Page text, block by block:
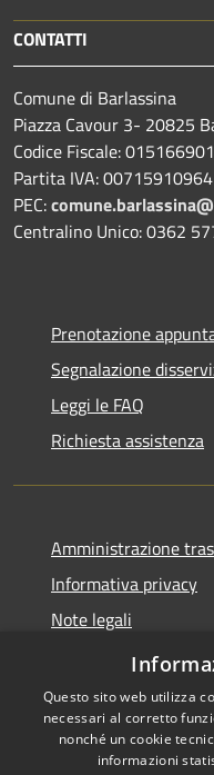
CONTATTI
Comune di Barlassina
Piazza Cavour 3- 20825
Codice Fiscale:
Partita IVA: 00715910964
PEC:
Centralino Unico: 0362
Prenotazione
Segnalazione
Leggi le FAQ
Richiesta assistenza
Amministrazione
Informativa privacy
Note legali
Dichiarazione di
Questo sito web utilizza
necessari al corretto
nonché un cookie
informazioni